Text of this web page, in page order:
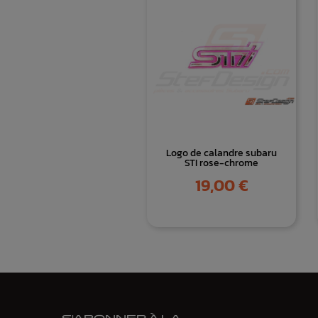
Logo de calandre subaru
STI rose-chrome
Prix
19,00 €